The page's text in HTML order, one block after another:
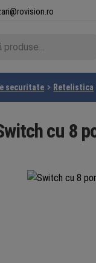
securitate Retelistica
cu 8